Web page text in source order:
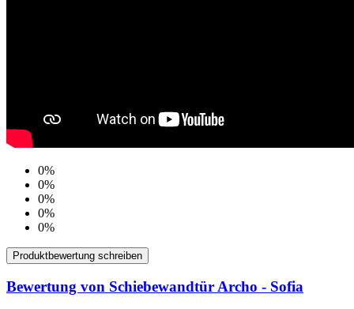
0%
0%
0%
0%
0%
Produktbewertung schreiben
Bewertung von Schiebewandtür Archo - Sofia